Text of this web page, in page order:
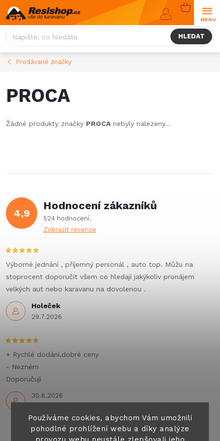
Používáme cookies, abychom Vám umožnili
pohodlné prohlížení webu a díky analýze
provozu webu neustále zlepšovali jeho
Přejít
na
obsah
HLEDAT
NÁKUPNÍ
KOŠÍK
Prodávané značky
PROCA
Žádné produkty značky PROCA nebyly nalezeny...
4,9
Hodnocení zákazníků
524 hodnocení
Zobrazit recenze
Holeček
29.7.2026
Výborné jednání , příjemný personál , auto top. Můžu na
stoprocent doporučit všem co hledají jakýkoliv pronájem
velkých aut nebo karavanu na dovolenou .
30.6.2026
+ Rychlé dodání,dobré ceny
- Nezném
Doporučuji